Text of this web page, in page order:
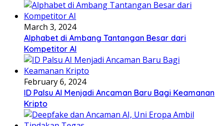
March 3, 2024
Alphabet di Ambang Tantangan Besar dari
Kompetitor AI
February 6, 2024
ID Palsu AI Menjadi Ancaman Baru Bagi Keamanan
Kripto